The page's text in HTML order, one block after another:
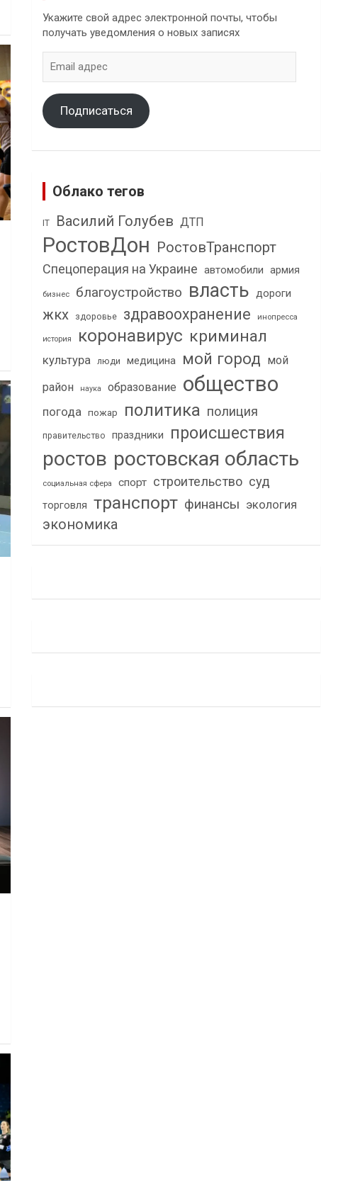
Укажите свой адрес электронной почты, чтобы
получать уведомления о новых записях
адрес
Подписаться
Облако тегов
IT Василий Голубев ДТП
РостовДон РостовТранспорт
Спецоперация на Украине автомобили армия
бизнес благоустройство власть дороги
жкх здоровье здравоохранение инопресса
история коронавирус криминал
культура люди медицина мой город мой
район
наука образование общество
погода пожар политика полиция
правительство праздники происшествия
ростов ростовская область
социальная сфера спорт строительство суд
торговля транспорт финансы экология
экономика